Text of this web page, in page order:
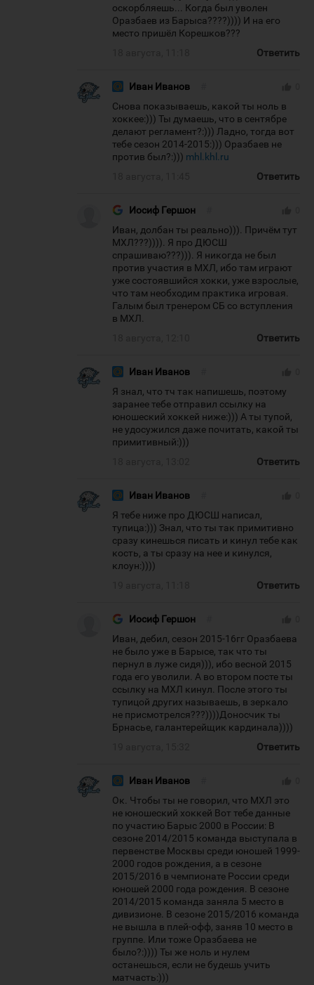
оскорбляешь... Когда был уволен
Оразбаев из Барыса????)))) И на его
место пришёл Корешков???
Ответить
Иван Иванов
Снова показываешь, какой ты ноль в
хоккее:))) Ты думаешь, что в сентябре
делают регламент?:))) Ладно, тогда вот
тебе сезон 2014-2015:))) Оразбаев не
против был?:))) mhl.khl.ru
Ответить
Иосиф Гершон
Иван, долбан ты реально))). Причём тут
МХЛ???)))). Я про ДЮСШ
спрашиваю???))). Я никогда не был
против участия в МХЛ, ибо там играют
уже состоявшийся хокки, уже взрослые,
что там необходим практика игровая.
Галым был тренером СБ со вступления
в МХЛ.
Ответить
Иван Иванов
Я знал, что тч так напишешь, поэтому
заранее тебе отправил ссылку на
юношеский хоккей ниже:))) А ты тупой,
не удосужился даже почитать, какой ты
примитивный:)))
Ответить
Иван Иванов
Я тебе ниже про ДЮСШ написал,
тупица:))) Знал, что ты так примитивно
сразу кинешься писать и кинул тебе как
кость, а ты сразу на нее и кинулся,
клоун:))))
Ответить
Иосиф Гершон
Иван, дебил, сезон 2015-16гг Оразбаева
не было уже в Барысе, так что ты
пернул в луже сидя))), ибо весной 2015
года его уволили. А во втором посте ты
ссылку на МХЛ кинул. После этого ты
тупицой других называешь, в зеркало
не присмотрелся???))))Доносчик ты
Брнасье, галантерейщик кардинала))))
Ответить
Иван Иванов
Ок. Чтобы ты не говорил, что МХЛ это
не юношеский хоккей Вот тебе данные
по участию Барыс 2000 в России: В
сезоне 2014/2015 команда выступала в
первенстве Москвы среди юношей 1999-
2000 годов рождения, а в сезоне
2015/2016 в чемпионате России среди
юношей 2000 года рождения. В сезоне
2014/2015 команда заняла 5 место в
дивизионе. В сезоне 2015/2016 команда
не вышла в плей-офф, заняв 10 место в
группе. Или тоже Оразбаева не
было?:)))) Ты же ноль и нулем
останешься, если не будешь учить
матчасть:)))